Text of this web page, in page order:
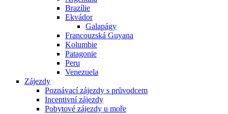
Brazílie
Ekvádor
Galapágy
Francouzská Guyana
Kolumbie
Patagonie
Peru
Venezuela
Zájezdy
Poznávací zájezdy s průvodcem
Incentivní zájezdy
Pobytové zájezdy u moře